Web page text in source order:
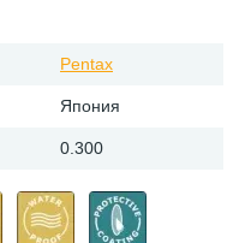
Pentax
Япония
0.300